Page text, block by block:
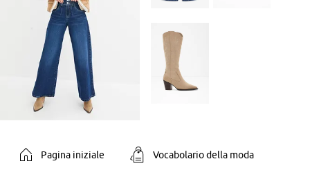
Pagina iniziale Vocabolario della moda